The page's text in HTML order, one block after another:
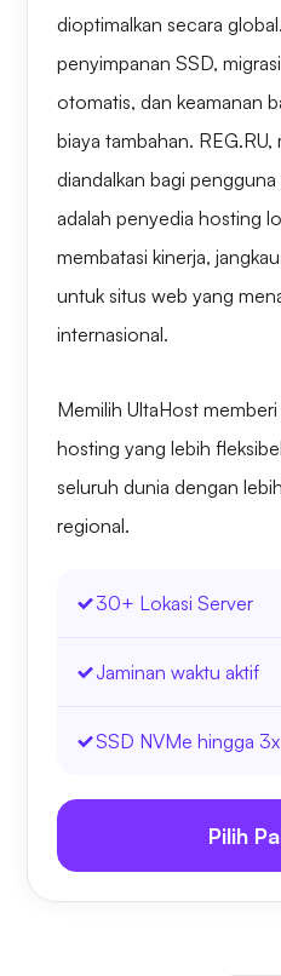
dioptimalkan secara
penyimpanan SSD,
otomatis, dan keamanan
biaya tambahan.
diandalkan bagi
adalah penyedia hosting
membatasi kinerja,
untuk situs web yang
internasional.
Memilih UltaHost
hosting yang lebih
seluruh dunia dengan
regional.
30+ Lokasi Server
Jaminan waktu aktif
SSD NVMe hingga
Pilih